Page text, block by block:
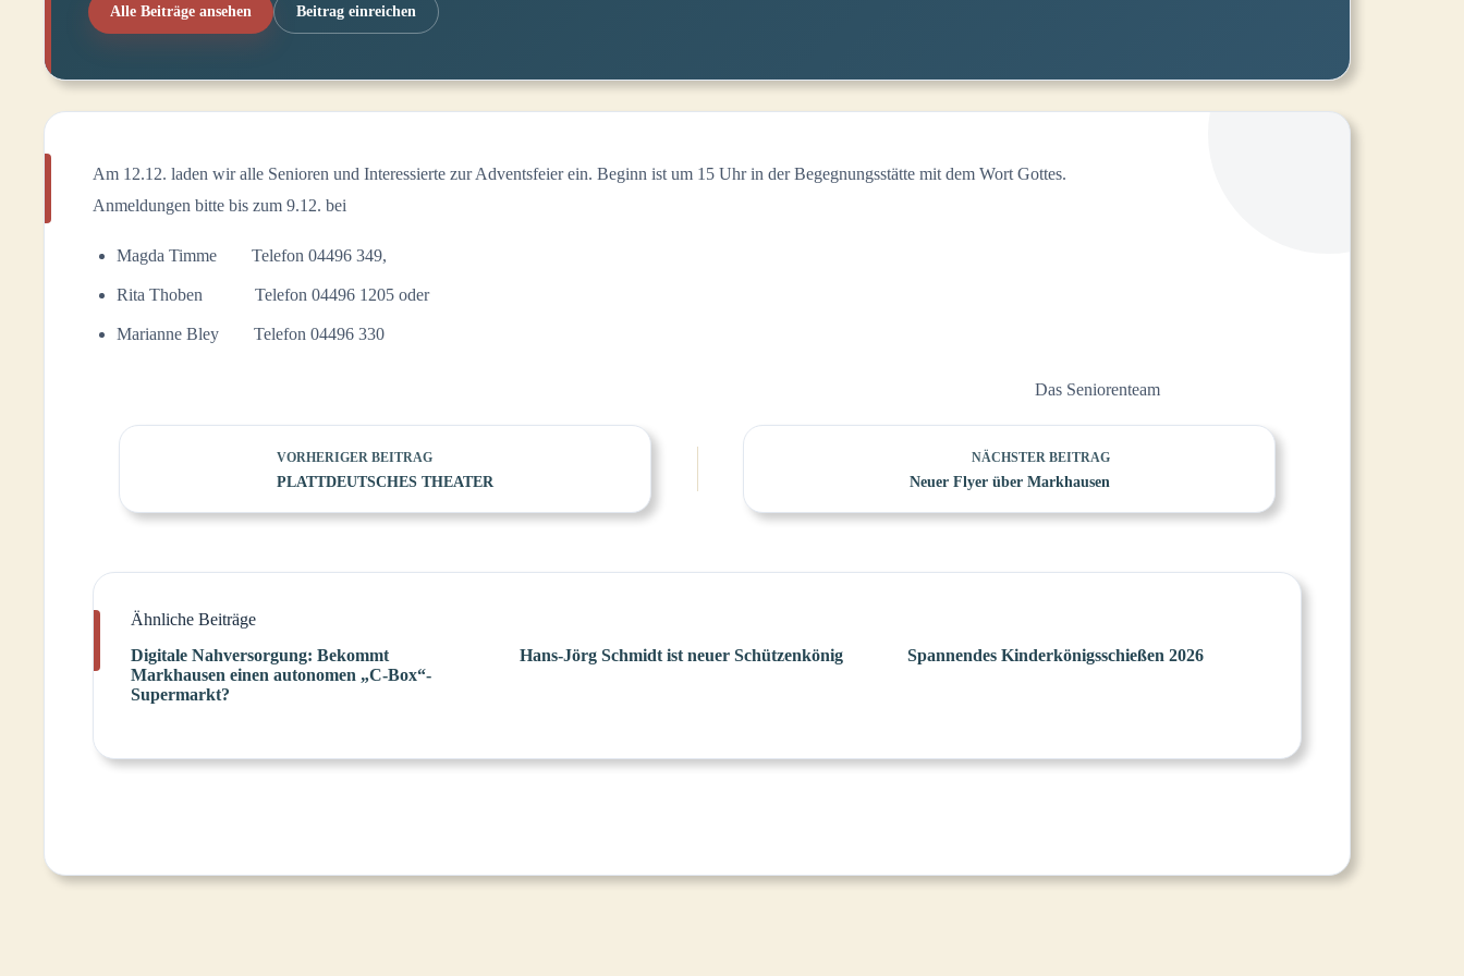
Alle Beiträge ansehen Beitrag einreichen
Am 12.12. laden wir alle Senioren und Interessierte zur Adventsfeier ein. Beginn ist um 15 Uhr in der Begegnungsstätte mit dem Wort Gottes.
Anmeldungen bitte bis zum 9.12. bei
Magda Timme Telefon 04496 349,
Rita Thoben Telefon 04496 1205 oder
Marianne Bley Telefon 04496 330
Das Seniorenteam
VORHERIGER BEITRAG
PLATTDEUTSCHES THEATER
NÄCHSTER BEITRAG
Neuer Flyer über Markhausen
Ähnliche Beiträge
Digitale Nahversorgung: Bekommt
Markhausen einen autonomen „C-Box“-
Supermarkt?
Hans-Jörg Schmidt ist neuer Schützenkönig Spannendes Kinderkönigsschießen 2026